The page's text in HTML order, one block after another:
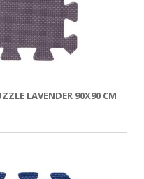
LAVENDER 90X90 CM